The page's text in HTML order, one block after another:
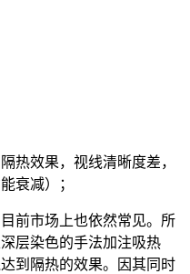
热效果，视线清晰度差，
衰减）；
前市场上也依然常见。所
层染色的手法加注吸热
到隔热的效果。因其同时